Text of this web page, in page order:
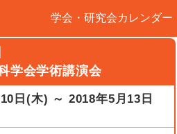
学会・研究会カレンダー
学会学術講演会
日(木) ～ 2018年5月13日